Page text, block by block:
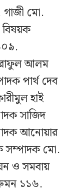
মো.
আলম
পার্থ দেব
হাই
সাজিদ
আনোয়ার
সম্পাদক মো.
ও সমবায়
১১৬.